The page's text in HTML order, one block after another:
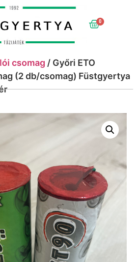
0
csomag / Győri ETO
(2 db/csomag) Füstgyertya